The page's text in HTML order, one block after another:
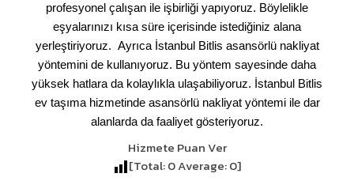
profesyonel çalışan ile işbirliği yapıyoruz. Böylelikle
eşyalarınızı kısa süre içerisinde istediğiniz alana
yerleştiriyoruz. Ayrıca İstanbul Bitlis asansörlü nakliyat
yöntemini de kullanıyoruz. Bu yöntem sayesinde daha
yüksek hatlara da kolaylıkla ulaşabiliyoruz. İstanbul Bitlis
ev taşıma hizmetinde asansörlü nakliyat yöntemi ile dar
alanlarda da faaliyet gösteriyoruz.
Hizmete Puan Ver
[Total:0Average:0]